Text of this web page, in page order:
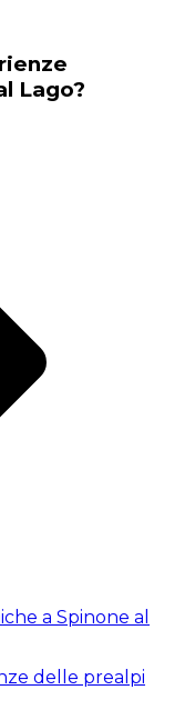
Lago?
a Spinone al
delle prealpi